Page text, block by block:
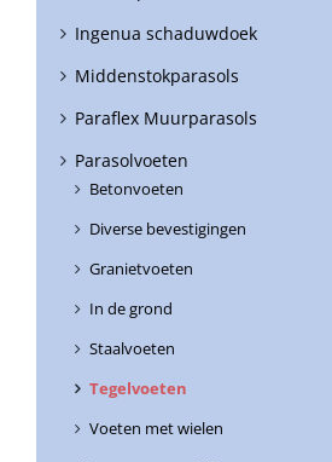
Ingenua schaduwdoek
Middenstokparasols
Paraflex Muurparasols
Parasolvoeten
Betonvoeten
Diverse bevestigingen
Granietvoeten
In de grond
Staalvoeten
Tegelvoeten
Voeten met wielen